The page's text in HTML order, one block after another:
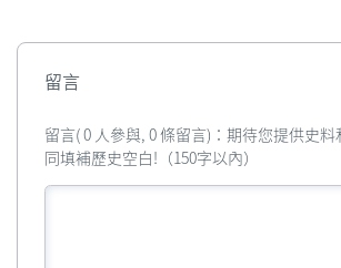
留言
留言( 0 人參與, 0 條留言)：期待您提供史
同填補歷史空白!（150字以內）